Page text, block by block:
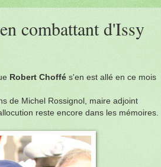
combattant d'Issy
Robert Choffé s'en est allé en ce mois
de Michel Rossignol, maire adjoint
reste encore dans les mémoires.